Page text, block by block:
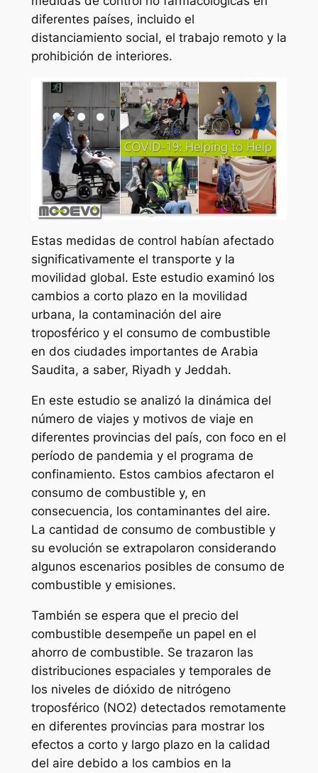
diferentes países, incluido el
distanciamiento social, el trabajo remoto y la
prohibición de interiores.
Estas medidas de control habían afectado
significativamente el transporte y la
movilidad global. Este estudio examinó los
cambios a corto plazo en la movilidad
urbana, la contaminación del aire
troposférico y el consumo de combustible
en dos ciudades importantes de Arabia
Saudita, a saber, Riyadh y Jeddah.
En este estudio se analizó la dinámica del
número de viajes y motivos de viaje en
diferentes provincias del país, con foco en el
período de pandemia y el programa de
confinamiento. Estos cambios afectaron el
consumo de combustible y, en
consecuencia, los contaminantes del aire.
La cantidad de consumo de combustible y
su evolución se extrapolaron considerando
algunos escenarios posibles de consumo de
combustible y emisiones.
También se espera que el precio del
combustible desempeñe un papel en el
ahorro de combustible. Se trazaron las
distribuciones espaciales y temporales de
los niveles de dióxido de nitrógeno
troposférico (NO2) detectados remotamente
en diferentes provincias para mostrar los
efectos a corto y largo plazo en la calidad
del aire debido a los cambios en la